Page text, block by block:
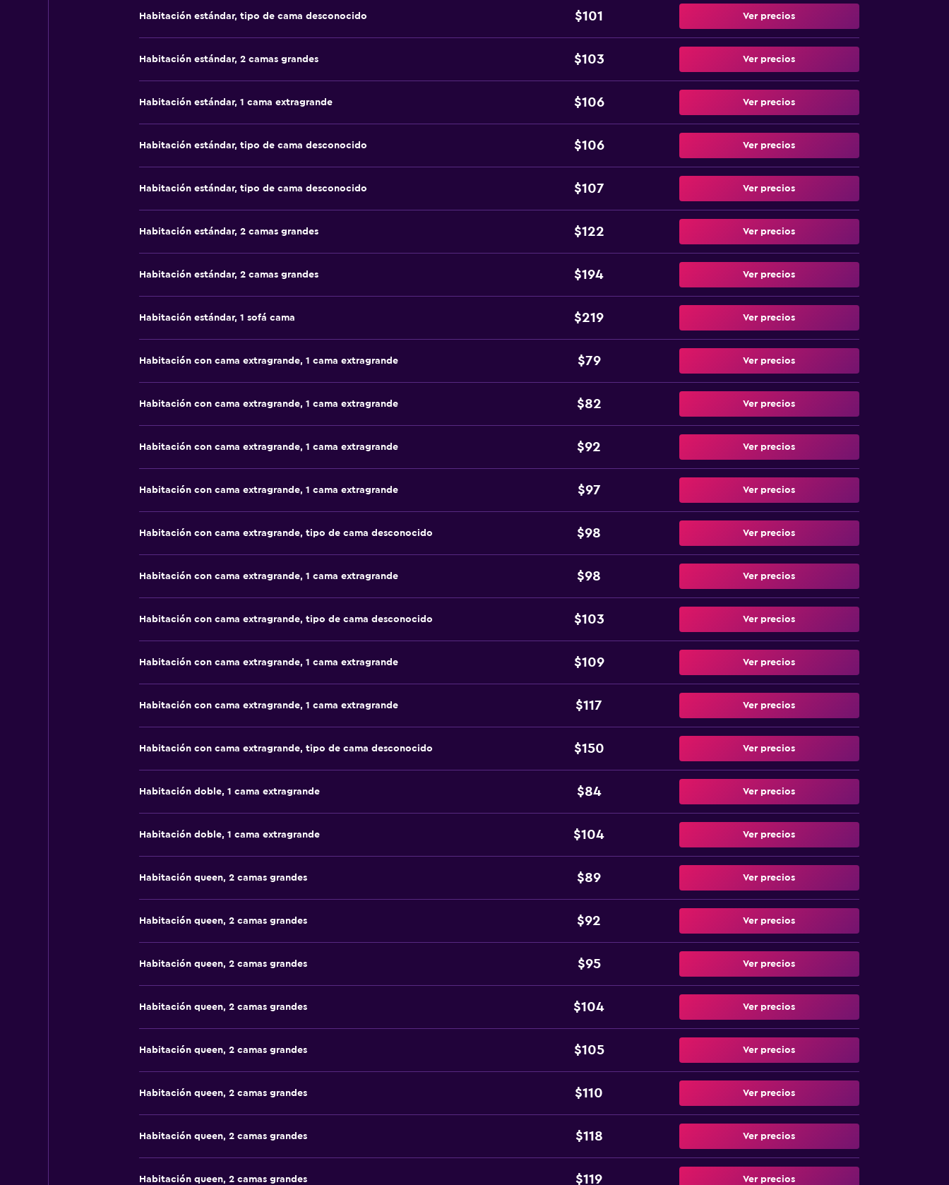
Habitación estándar, tipo de cama desconocido $101 Ver precios
Habitación estándar, 2 camas grandes $103 Ver precios
Habitación estándar, 1 cama extragrande $106 Ver precios
Habitación estándar, tipo de cama desconocido $106 Ver precios
Habitación estándar, tipo de cama desconocido $107 Ver precios
Habitación estándar, 2 camas grandes $122 Ver precios
Habitación estándar, 2 camas grandes $194 Ver precios
Habitación estándar, 1 sofá cama $219 Ver precios
Habitación con cama extragrande, 1 cama extragrande $79 Ver precios
Habitación con cama extragrande, 1 cama extragrande $82 Ver precios
Habitación con cama extragrande, 1 cama extragrande $92 Ver precios
Habitación con cama extragrande, 1 cama extragrande $97 Ver precios
Habitación con cama extragrande, tipo de cama desconocido $98 Ver precios
Habitación con cama extragrande, 1 cama extragrande $98 Ver precios
Habitación con cama extragrande, tipo de cama desconocido $103 Ver precios
Habitación con cama extragrande, 1 cama extragrande $109 Ver precios
Habitación con cama extragrande, 1 cama extragrande $117 Ver precios
Habitación con cama extragrande, tipo de cama desconocido $150 Ver precios
Habitación doble, 1 cama extragrande $84 Ver precios
Habitación doble, 1 cama extragrande $104 Ver precios
Habitación queen, 2 camas grandes $89 Ver precios
Habitación queen, 2 camas grandes $92 Ver precios
Habitación queen, 2 camas grandes $95 Ver precios
Habitación queen, 2 camas grandes $104 Ver precios
Habitación queen, 2 camas grandes $105 Ver precios
Habitación queen, 2 camas grandes $110 Ver precios
Habitación queen, 2 camas grandes $118 Ver precios
Habitación queen, 2 camas grandes $119 Ver precios